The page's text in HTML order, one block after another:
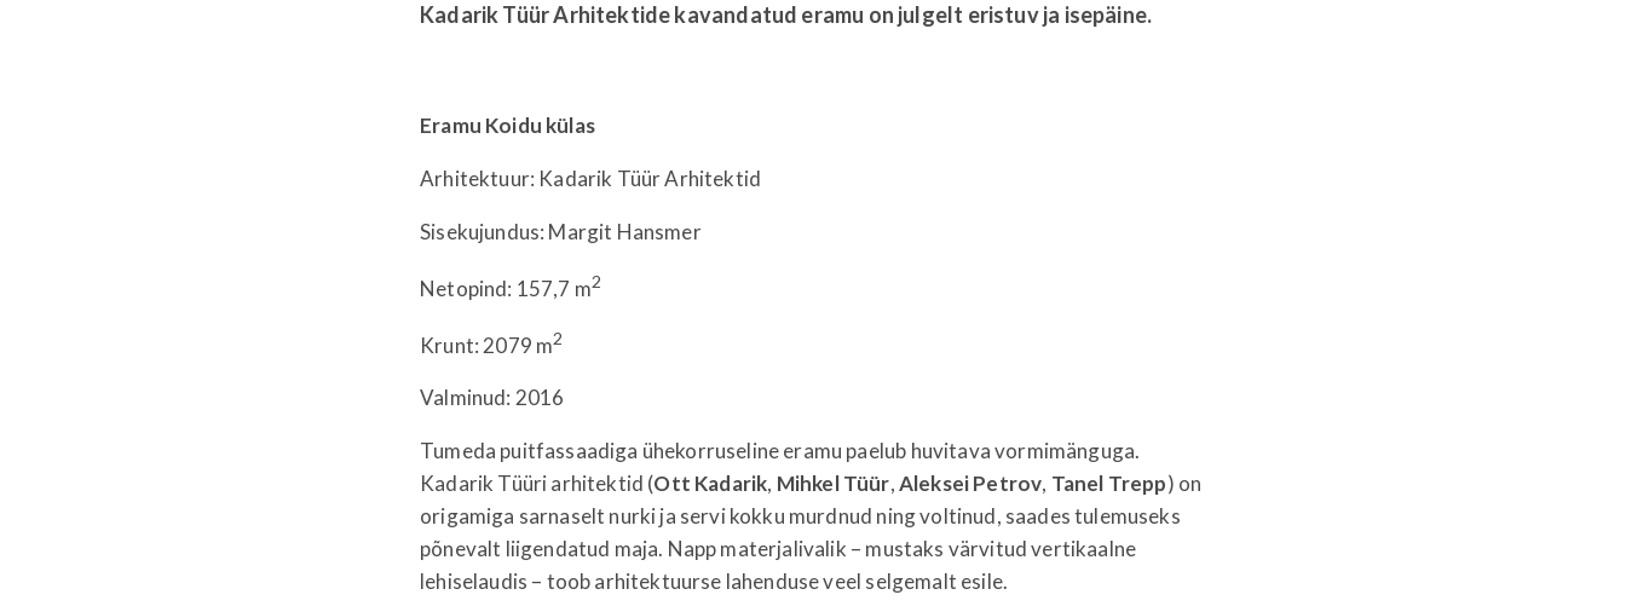
Kadarik Tüür Arhitektide kavandatud eramu on julgelt eristuv ja isepäine.
Eramu Koidu külas
Arhitektuur: Kadarik Tüür Arhitektid
Sisekujundus: Margit Hansmer
Netopind: 157,7 m2
Krunt: 2079 m2
Valminud: 2016
Tumeda puitfassaadiga ühekorruseline eramu paelub huvitava vormimänguga.
Kadarik Tüüri arhitektid (Ott Kadarik, Mihkel Tüür,AlekseiPetrov, Tanel Trepp) on
origamiga sarnaselt nurki ja servi kokku murdnud ning voltinud, saades tulemuseks
põnevalt liigendatud maja. Napp materjalivalik – mustaks värvitud vertikaalne
lehiselaudis – toob arhitektuurse lahenduse veel selgemalt esile.